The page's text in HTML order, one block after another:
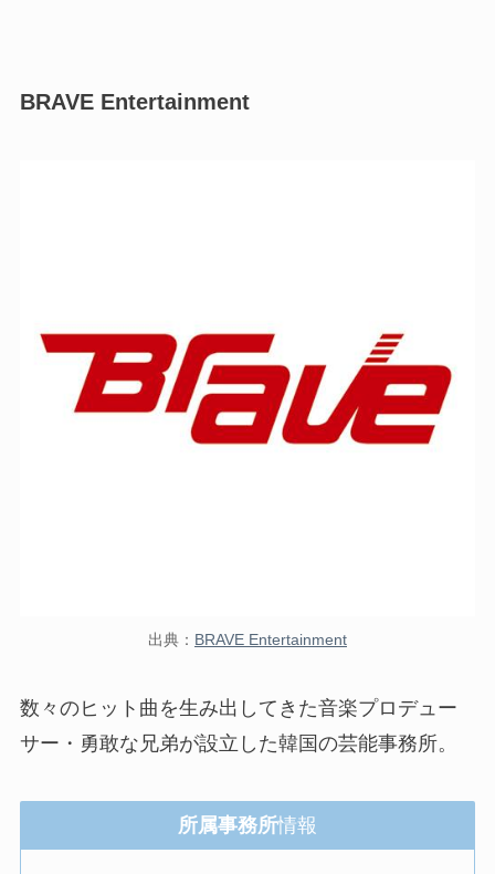
BRAVE Entertainment
出典： BRAVE Entertainment
数々のヒット曲を生み出してきた音楽プロデュー
サー・勇敢な兄弟が設立した韓国の芸能事務所。
所属事務所情報